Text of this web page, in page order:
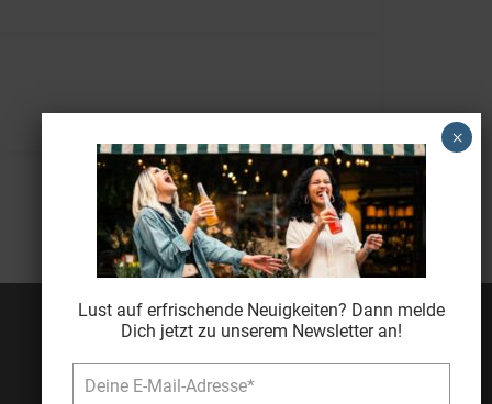
Lust auf erfrischende Neuigkeiten? Dann melde
Dich jetzt zu unserem Newsletter an!